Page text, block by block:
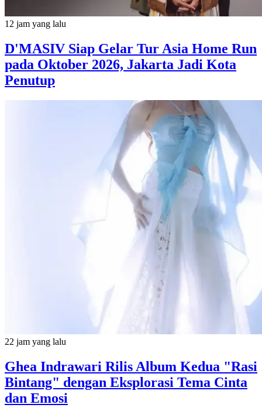
12 jam yang lalu
D'MASIV Siap Gelar Tur Asia Home Run
pada Oktober 2026, Jakarta Jadi Kota
Penutup
22 jam yang lalu
Ghea Indrawari Rilis Album Kedua "Rasi
Bintang" dengan Eksplorasi Tema Cinta
dan Emosi